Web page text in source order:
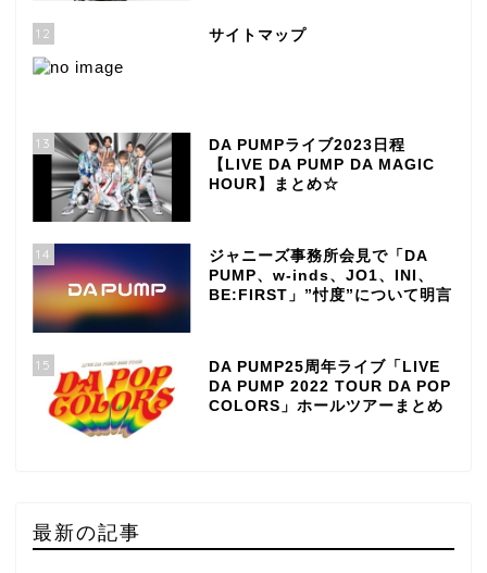
12 サイトマップ
13
DA PUMPライブ2023日程
【LIVE DA PUMP DA MAGIC
HOUR】まとめ☆
14
ジャニーズ事務所会見で「DA
PUMP、w-inds、JO1、INI、
BE:FIRST」”忖度”について明言
15
DA PUMP25周年ライブ「LIVE
DA PUMP 2022 TOUR DA POP
COLORS」ホールツアーまとめ
最新の記事